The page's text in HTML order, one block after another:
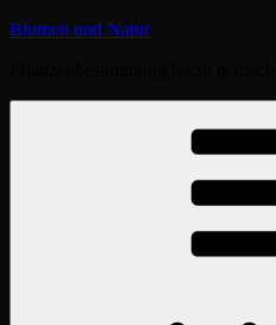
Zum
Blumen und Natur